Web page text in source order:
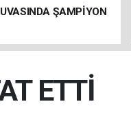
ŞAMPİYON
ETTİ